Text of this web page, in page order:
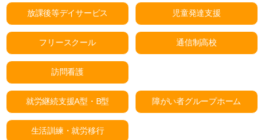
放課後等デイサービス 児童発達支援
フリースクール 通信制高校
訪問看護
就労継続支援A型・B型 障がい者グループホーム
生活訓練・就労移行